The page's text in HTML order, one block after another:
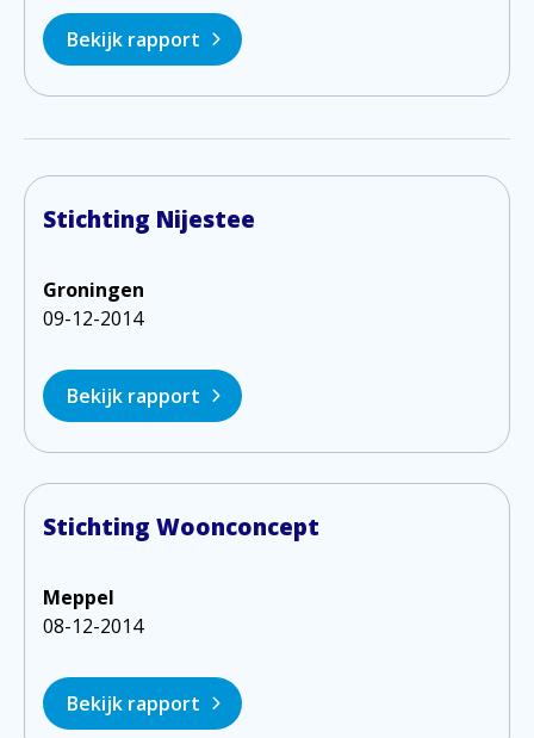
Bekijk rapport
Stichting Nijestee
Groningen
09-12-2014
Bekijk rapport
Stichting Woonconcept
Meppel
08-12-2014
Bekijk rapport